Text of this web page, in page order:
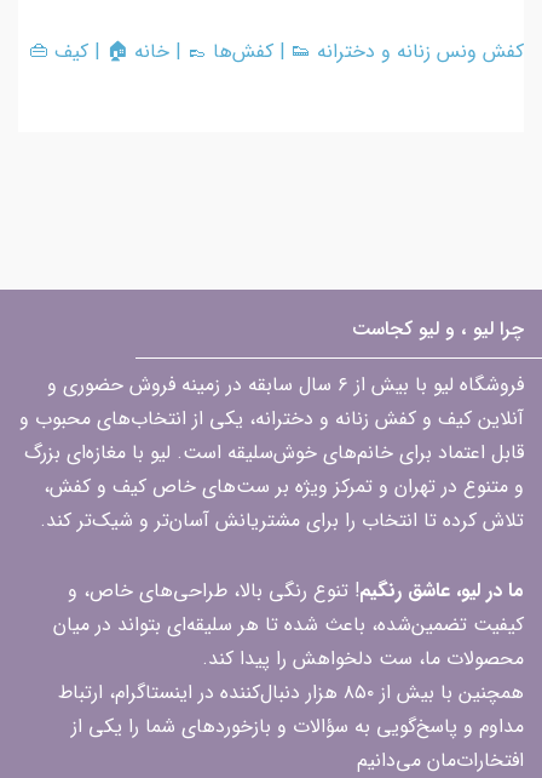
کفش ونس زنانه و دخترانه 👟 | کفش‌ها 👞 | خانه 🏠 | کیف 👜
چرا لیو ، و لیو کجاست
فروشگاه لیو با بیش از ۶ سال سابقه در زمینه فروش حضوری و
آنلاین کیف و کفش زنانه و دخترانه، یکی از انتخاب‌های محبوب و
قابل اعتماد برای خانم‌های خوش‌سلیقه است. لیو با مغازه‌ای بزرگ
و متنوع در تهران و تمرکز ویژه بر ست‌های خاص کیف و کفش،
تلاش کرده تا انتخاب را برای مشتریانش آسان‌تر و شیک‌تر کند.
ما در لیو، عاشق رنگیم! تنوع رنگی بالا، طراحی‌های خاص، و
کیفیت تضمین‌شده، باعث شده تا هر سلیقه‌ای بتواند در میان
محصولات ما، ست دلخواهش را پیدا کند.
همچنین با بیش از ۸۵۰ هزار دنبال‌کننده در اینستاگرام، ارتباط
مداوم و پاسخ‌گویی به سؤالات و بازخوردهای شما را یکی از
افتخارات‌مان می‌دانیم